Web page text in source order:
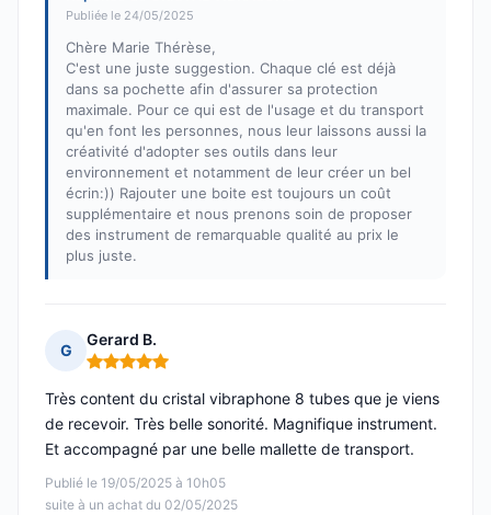
Publiée le 24/05/2025
Chère Marie Thérèse,
C'est une juste suggestion. Chaque clé est déjà
dans sa pochette afin d'assurer sa protection
maximale. Pour ce qui est de l'usage et du transport
qu'en font les personnes, nous leur laissons aussi la
créativité d'adopter ses outils dans leur
environnement et notamment de leur créer un bel
écrin:)) Rajouter une boite est toujours un coût
supplémentaire et nous prenons soin de proposer
des instrument de remarquable qualité au prix le
plus juste.
G
Gerard B.
Note : 5 sur 5
Publié le 19/05/2025 à 10h05
suite à un achat du 02/05/2025
Très content du cristal vibraphone 8 tubes que je viens
de recevoir. Très belle sonorité. Magnifique instrument.
Et accompagné par une belle mallette de transport.